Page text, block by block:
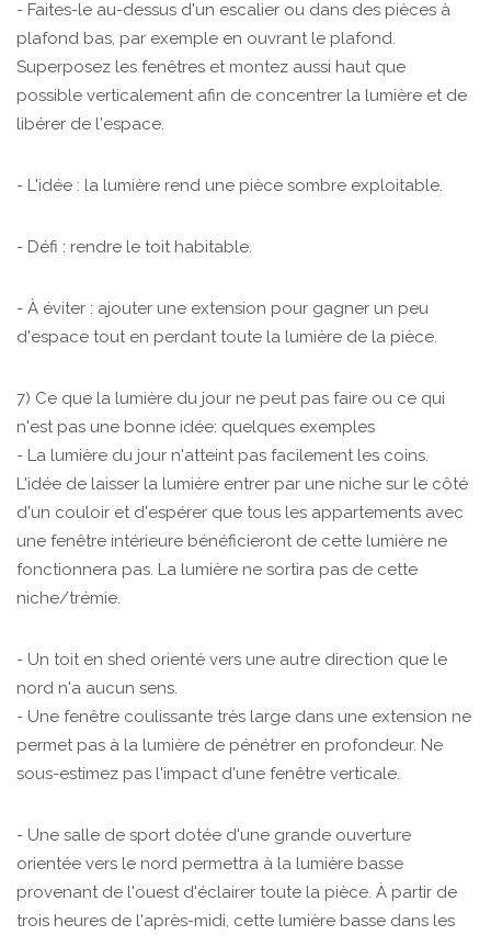
- Faites-le au-dessus d'un escalier ou dans des pièces à
plafond bas, par exemple en ouvrant le plafond.
Superposez les fenêtres et montez aussi haut que
possible verticalement afin de concentrer la lumière et de
libérer de l'espace.
- L'idée : la lumière rend une pièce sombre exploitable.
- Défi : rendre le toit habitable.
- À éviter : ajouter une extension pour gagner un peu
d'espace tout en perdant toute la lumière de la pièce.
7) Ce que la lumière du jour ne peut pas faire ou ce qui
n'est pas une bonne idée: quelques exemples
- La lumière du jour n'atteint pas facilement les coins.
L'idée de laisser la lumière entrer par une niche sur le côté
d'un couloir et d'espérer que tous les appartements avec
une fenêtre intérieure bénéficieront de cette lumière ne
fonctionnera pas. La lumière ne sortira pas de cette
niche/trémie.
- Un toit en shed orienté vers une autre direction que le
nord n'a aucun sens.
- Une fenêtre coulissante très large dans une extension ne
permet pas à la lumière de pénétrer en profondeur. Ne
sous-estimez pas l'impact d'une fenêtre verticale.
- Une salle de sport dotée d'une grande ouverture
orientée vers le nord permettra à la lumière basse
provenant de l'ouest d'éclairer toute la pièce. À partir de
trois heures de l'après-midi, cette lumière basse dans les